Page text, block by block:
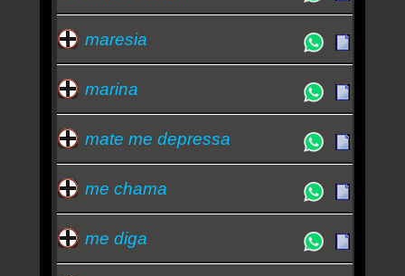
maresia
marina
mate me depressa
me chama
me diga